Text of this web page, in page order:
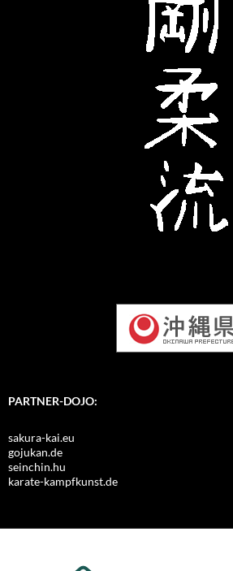
PARTNER-DOJO:
sakura-kai.eu
gojukan.de
seinchin.hu
karate-kampfkunst.de